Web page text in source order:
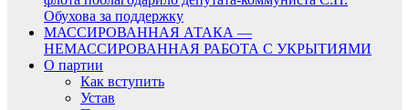
Обухова за поддержку
МАССИРОВАННАЯ АТАКА —
НЕМАССИРОВАННАЯ РАБОТА С УКРЫТИЯМИ
О партии
Как вступить
Устав